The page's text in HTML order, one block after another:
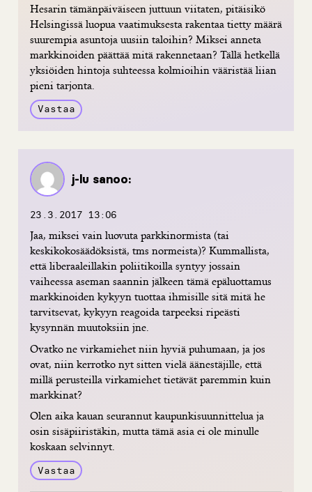
Hesarin tämänpäiväiseen juttuun viitaten, pitäisikö
Helsingissä luopua vaatimuksesta rakentaa tietty määrä
suurempia asuntoja uusiin taloihin? Miksei anneta
markkinoiden päättää mitä rakennetaan? Tällä hetkellä
yksiöiden hintoja suhteessa kolmioihin vääristää liian
pieni tarjonta.
Vastaa
j-lu sanoo:
23.3.2017 13:06
Jaa, miksei vain luovuta parkkinormista (tai
keskikokosäädöksistä, tms normeista)? Kummallista,
että liberaaleillakin poliitikoilla syntyy jossain
vaiheessa aseman saannin jälkeen tämä epäluottamus
markkinoiden kykyyn tuottaa ihmisille sitä mitä he
tarvitsevat, kykyyn reagoida tarpeeksi ripeästi
kysynnän muutoksiin jne.
Ovatko ne virkamiehet niin hyviä puhumaan, ja jos
ovat, niin kerrotko nyt sitten vielä äänestäjille, että
millä perusteilla virkamiehet tietävät paremmin kuin
markkinat?
Olen aika kauan seurannut kaupunkisuunnittelua ja
osin sisäpiiristäkin, mutta tämä asia ei ole minulle
koskaan selvinnyt.
Vastaa